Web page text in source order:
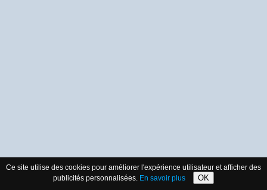
Ce site utilise des cookies pour améliorer l'expérience utilisateur et afficher des
publicités personnalisées. En savoir plus OK